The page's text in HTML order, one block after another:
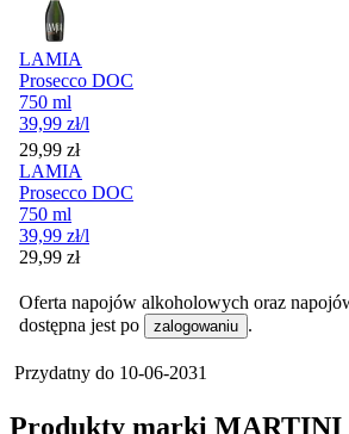
LAMIA
Prosecco DOC
750 ml
39,99 zł/l
Cena
29,99 zł
LAMIA
Prosecco DOC
750 ml
39,99 zł/l
Cena
29,99 zł
Oferta napojów alkoholowych oraz
dostępna jest po
zalogowaniu .
Przydatny do 10-06-2031
Produkty marki MARTINI